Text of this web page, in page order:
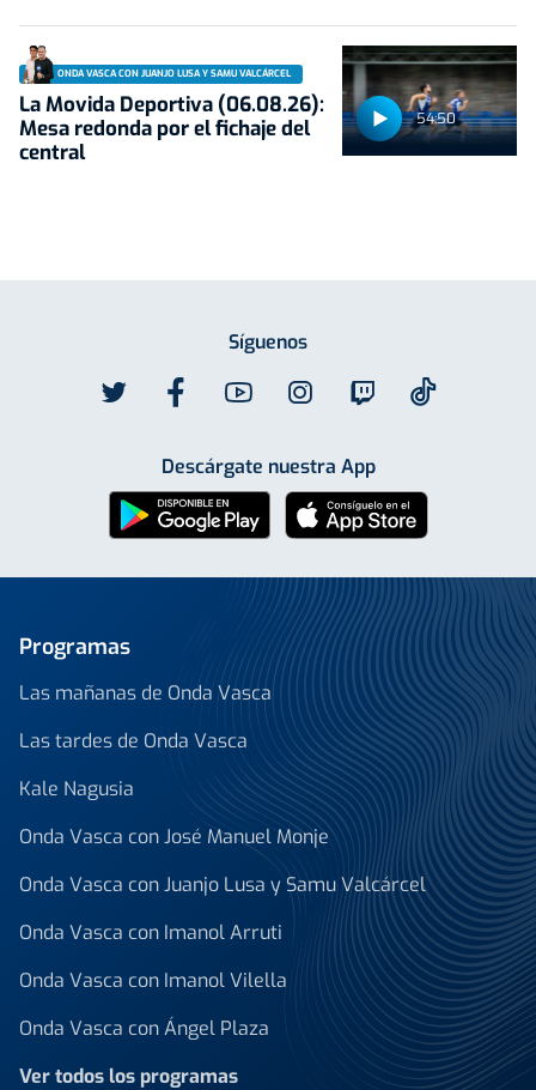
54:50
ONDA VASCA CON JUANJO LUSA Y SAMU VALCÁRCEL
La Movida Deportiva (06.08.26):
Mesa redonda por el fichaje del
central
Síguenos
Descárgate nuestra App
Programas
Las mañanas de Onda Vasca
Las tardes de Onda Vasca
Kale Nagusia
Onda Vasca con José Manuel Monje
Onda Vasca con Juanjo Lusa y Samu Valcárcel
Onda Vasca con Imanol Arruti
Onda Vasca con Imanol Vilella
Onda Vasca con Ángel Plaza
Ver todos los programas